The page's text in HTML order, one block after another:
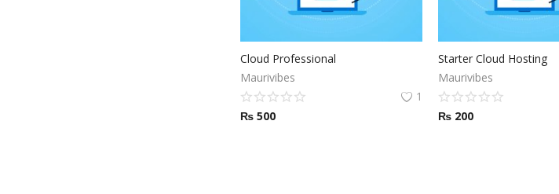
Cloud Professional
Maurivibes
1
₨ 500
Starter Cloud Hosting
Maurivibes
₨200